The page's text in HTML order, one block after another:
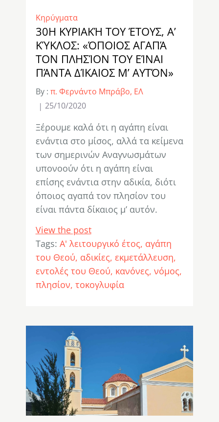
Κηρύγματα
30Η ΚΥΡΙΑΚΉ ΤΟΥ ΈΤΟΥΣ, Α’
ΚΎΚΛΟΣ: «ΌΠΟΙΟΣ ΑΓΑΠΆ
ΤΟΝ ΠΛΗΣΊΟΝ ΤΟΥ ΕΊΝΑΙ
ΠΆΝΤΑ ΔΊΚΑΙΟΣ Μ’ ΑΥΤΌΝ»
By : π. Φερνάντο Μπράβο, ΕΛ
25/10/2020
Ξέρουμε καλά ότι η αγάπη είναι
ενάντια στο μίσος, αλλά τα κείμενα
των σημερινών Αναγνωσμάτων
υπονοούν ότι η αγάπη είναι
επίσης ενάντια στην αδικία, διότι
όποιος αγαπά τον πλησίον του
είναι πάντα δίκαιος μ’ αυτόν.
View the post
Tags: Α' λειτουργικό έτος αγάπη
του Θεού αδικίες εκμετάλλευση
εντολές του Θεού κανόνες νόμος
πλησίον τοκογλυφία